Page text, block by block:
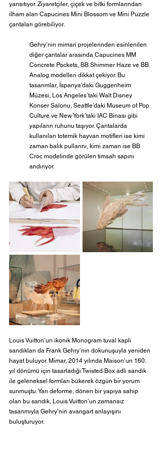
yansıtıyor. Ziyaretçiler, çiçek ve bitki formlarından
ilham alan Capucines Mini Blossom ve Mini Puzzle
çantaları görebiliyor.
Gehry’nin mimari projelerinden esinlenilen
diğer çantalar arasında Capucines MM
Concrete Pockets, BB Shimmer Haze ve BB
Analog modelleri dikkat çekiyor. Bu
tasarımlar, İspanya’daki Guggenheim
Müzesi, Los Angeles’taki Walt Disney
Konser Salonu, Seattle’daki Museum of Pop
Culture ve New York’taki IAC Binası gibi
yapıların ruhunu taşıyor. Çantalarda
kullanılan totemik hayvan motifleri ise kimi
zaman balık pullarını, kimi zaman ise BB
Croc modelinde görülen timsah sapını
andırıyor.
Louis Vuitton’un ikonik Monogram tuval kaplı
sandıkları da Frank Gehry’nin dokunuşuyla yeniden
hayat buluyor. Mimar, 2014 yılında Maison’un 160.
yıl dönümü için tasarladığı Twisted Box adlı sandık
ile geleneksel formları bükerek özgün bir yorum
sunmuştu. Yarı deforme, dönen bir yapıya sahip
olan bu sandık, Louis Vuitton’un zamansız
tasarımıyla Gehry’nin avangart anlayışını
buluşturuyor.